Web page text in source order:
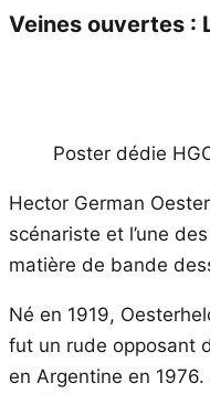
Veines ouvertes :
Poster dédie
Hector German
scénariste et l’une
matière de bande
Né en 1919,
fut un rude opposant
en Argentine en